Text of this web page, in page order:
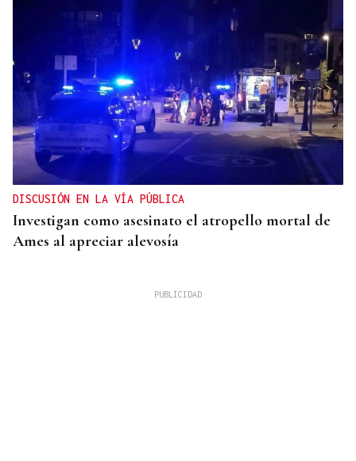
DISCUSIÓN EN LA VÍA PÚBLICA
Investigan como asesinato el atropello mortal de
Ames al apreciar alevosía